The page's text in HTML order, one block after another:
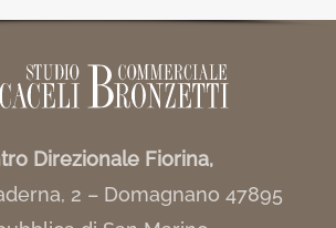
Direzionale Fiorina,
2 – Domagnano 47895